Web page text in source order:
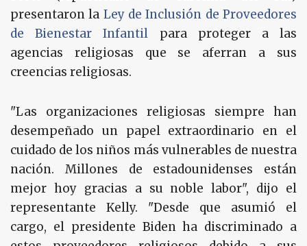
presentaron la Ley de Inclusión de Proveedores
de Bienestar Infantil para proteger a las
agencias religiosas que se aferran a sus
creencias religiosas.
"Las organizaciones religiosas siempre han
desempeñado un papel extraordinario en el
cuidado de los niños más vulnerables de nuestra
nación. Millones de estadounidenses están
mejor hoy gracias a su noble labor", dijo el
representante Kelly. "Desde que asumió el
cargo, el presidente Biden ha discriminado a